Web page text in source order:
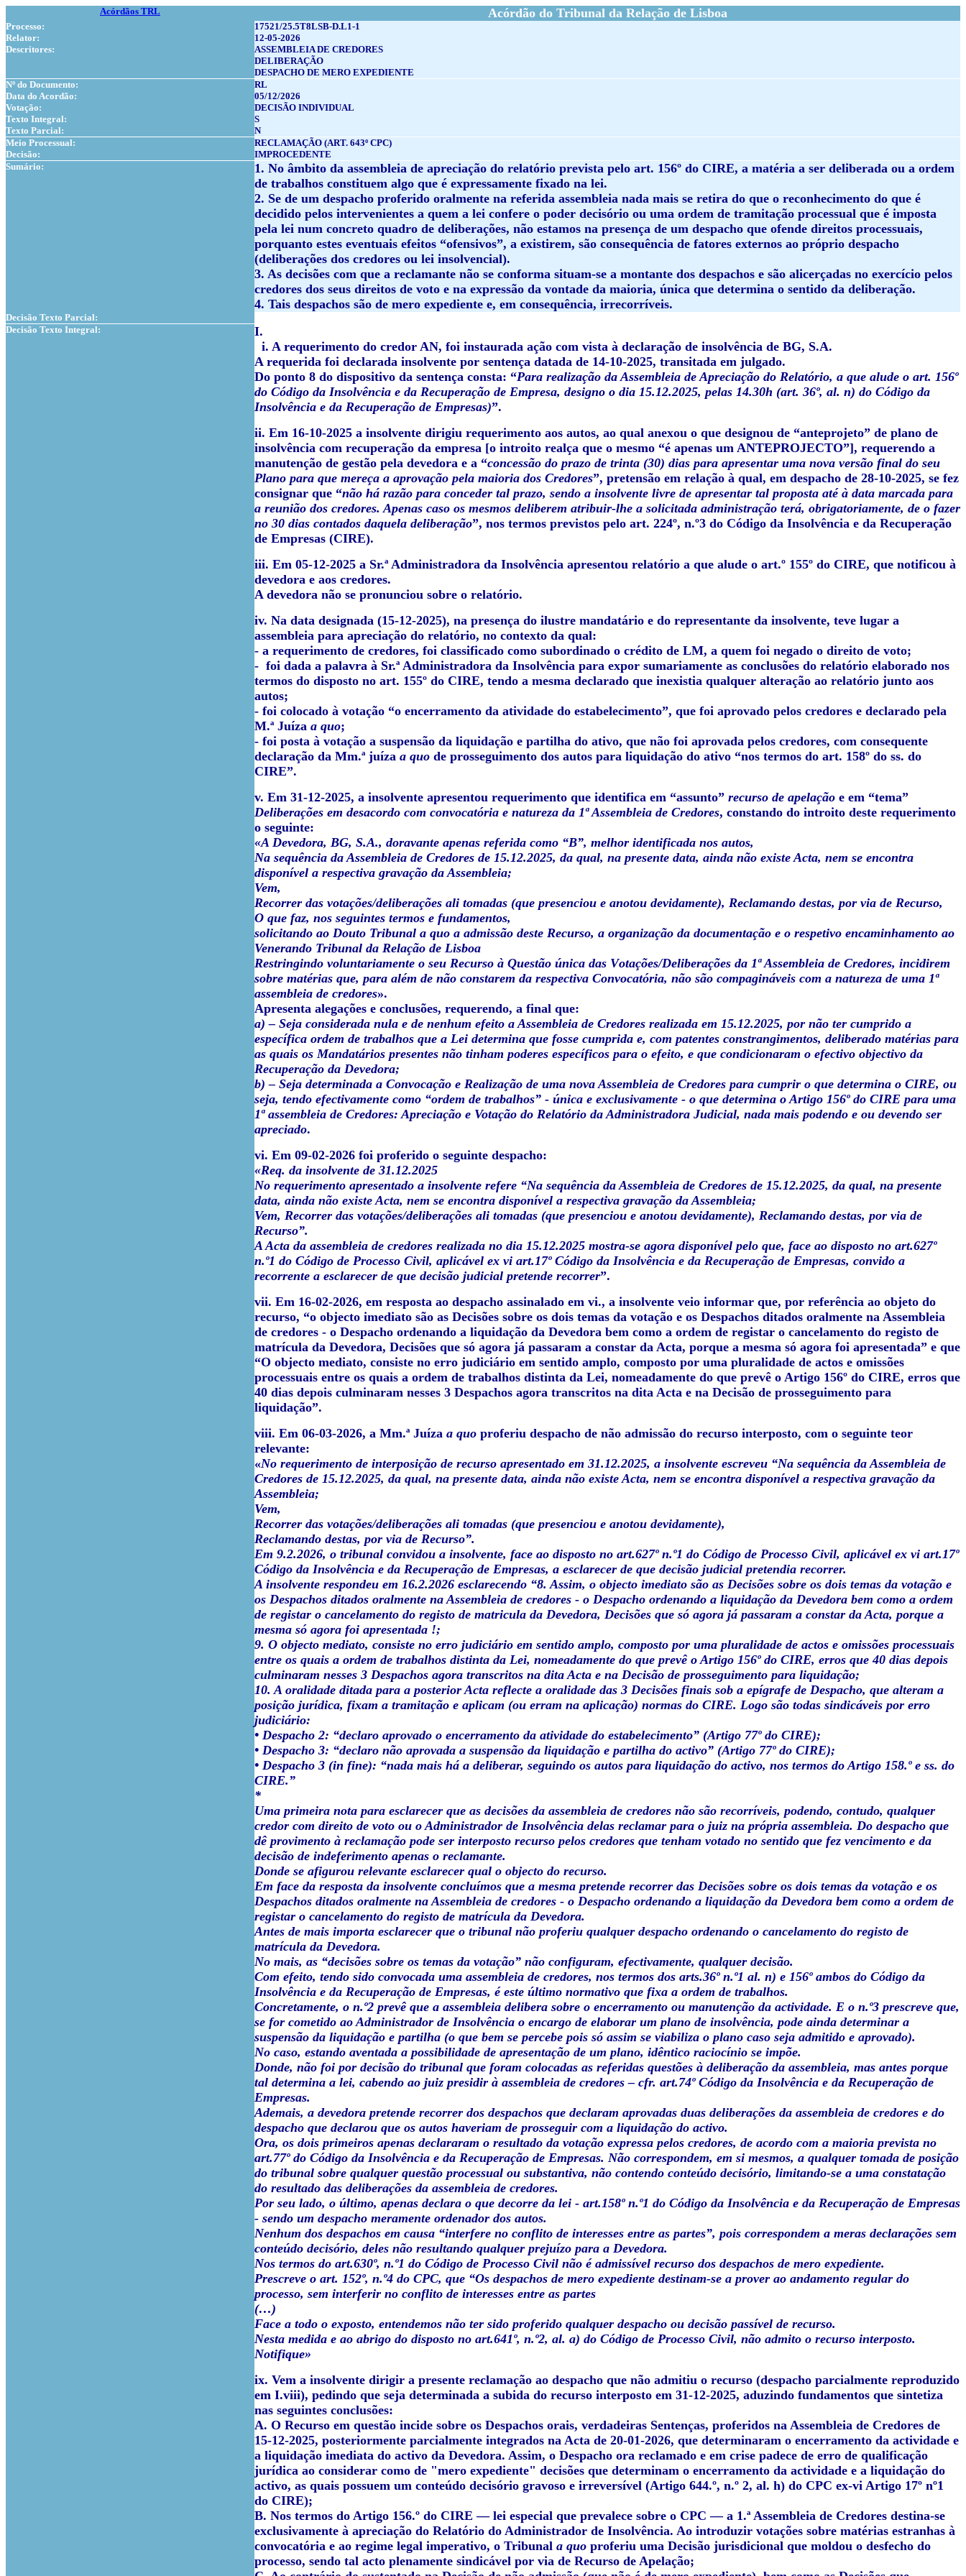
Acórdãos TRL Acórdão do Tribunal da Relação de Lisboa
Processo:
17521/25.5T8LSB-D.L1-1
Relator:
12-05-2026
Descritores:
ASSEMBLEIA DE CREDORES
DELIBERAÇÃO
DESPACHO DE MERO EXPEDIENTE
Nº do Documento:
RL
Data do Acordão:
05/12/2026
Votação:
DECISÃO INDIVIDUAL
Texto Integral:
S
Texto Parcial:
N
Meio Processual:
RECLAMAÇÃO (ART. 643º CPC)
Decisão:
IMPROCEDENTE
Sumário:
1. No âmbito da assembleia de apreciação do relatório prevista pelo art. 156º do CIRE, a matéria a ser deliberada ou a ordem
de trabalhos constituem algo que é expressamente fixado na lei.
2. Se de um despacho proferido oralmente na referida assembleia nada mais se retira do que o reconhecimento do que é
decidido pelos intervenientes a quem a lei confere o poder decisório ou uma ordem de tramitação processual que é imposta
pela lei num concreto quadro de deliberações, não estamos na presença de um despacho que ofende direitos processuais,
porquanto estes eventuais efeitos “ofensivos”, a existirem, são consequência de fatores externos ao próprio despacho
(deliberações dos credores ou lei insolvencial).
3. As decisões com que a reclamante não se conforma situam-se a montante dos despachos e são alicerçadas no exercício pelos
credores dos seus direitos de voto e na expressão da vontade da maioria, única que determina o sentido da deliberação.
4. Tais despachos são de mero expediente e, em consequência, irrecorríveis.
Decisão Texto Parcial:
Decisão Texto Integral:
I.
i. A requerimento do credor AN, foi instaurada ação com vista à declaração de insolvência de BG, S.A.
A requerida foi declarada insolvente por sentença datada de 14-10-2025, transitada em julgado.
Do ponto 8 do dispositivo da sentença consta: “Para realização da Assembleia de Apreciação do Relatório, a que alude o art. 156º
do Código da Insolvência e da Recuperação de Empresa, designo o dia 15.12.2025, pelas 14.30h (art. 36º, al. n) do Código da
Insolvência e da Recuperação de Empresas)”.
ii. Em 16-10-2025 a insolvente dirigiu requerimento aos autos, ao qual anexou o que designou de “anteprojeto” de plano de
insolvência com recuperação da empresa [o introito realça que o mesmo “é apenas um ANTEPROJECTO”], requerendo a
manutenção de gestão pela devedora e a “concessão do prazo de trinta (30) dias para apresentar uma nova versão final do seu
Plano para que mereça a aprovação pela maioria dos Credores”, pretensão em relação à qual, em despacho de 28-10-2025, se fez
consignar que “não há razão para conceder tal prazo, sendo a insolvente livre de apresentar tal proposta até à data marcada para
a reunião dos credores. Apenas caso os mesmos deliberem atribuir-lhe a solicitada administração terá, obrigatoriamente, de o fazer
no 30 dias contados daquela deliberação”, nos termos previstos pelo art. 224º, n.º3 do Código da Insolvência e da Recuperação
de Empresas (CIRE).
iii. Em 05-12-2025 a Sr.ª Administradora da Insolvência apresentou relatório a que alude o art.º 155º do CIRE, que notificou à
devedora e aos credores.
A devedora não se pronunciou sobre o relatório.
iv. Na data designada (15-12-2025), na presença do ilustre mandatário e do representante da insolvente, teve lugar a
assembleia para apreciação do relatório, no contexto da qual:
- a requerimento de credores, foi classificado como subordinado o crédito de LM, a quem foi negado o direito de voto;
- foi dada a palavra à Sr.ª Administradora da Insolvência para expor sumariamente as conclusões do relatório elaborado nos
termos do disposto no art. 155º do CIRE, tendo a mesma declarado que inexistia qualquer alteração ao relatório junto aos
autos;
- foi colocado à votação “o encerramento da atividade do estabelecimento”, que foi aprovado pelos credores e declarado pela
M.ª Juíza a quo;
- foi posta à votação a suspensão da liquidação e partilha do ativo, que não foi aprovada pelos credores, com consequente
declaração da Mm.ª juíza a quo de prosseguimento dos autos para liquidação do ativo “nos termos do art. 158º do ss. do
CIRE”.
v. Em 31-12-2025, a insolvente apresentou requerimento que identifica em “assunto” recurso de apelação e em “tema”
Deliberações em desacordo com convocatória e natureza da 1ª Assembleia de Credores, constando do introito deste requerimento
o seguinte:
«A Devedora, BG, S.A., doravante apenas referida como “B”, melhor identificada nos autos,
Na sequência da Assembleia de Credores de 15.12.2025, da qual, na presente data, ainda não existe Acta, nem se encontra
disponível a respectiva gravação da Assembleia;
Vem,
Recorrer das votações/deliberações ali tomadas (que presenciou e anotou devidamente), Reclamando destas, por via de Recurso,
O que faz, nos seguintes termos e fundamentos,
solicitando ao Douto Tribunal a quo a admissão deste Recurso, a organização da documentação e o respetivo encaminhamento ao
Venerando Tribunal da Relação de Lisboa
Restringindo voluntariamente o seu Recurso à Questão única das Votações/Deliberações da 1ª Assembleia de Credores, incidirem
sobre matérias que, para além de não constarem da respectiva Convocatória, não são compagináveis com a natureza de uma 1ª
assembleia de credores».
Apresenta alegações e conclusões, requerendo, a final que:
a) – Seja considerada nula e de nenhum efeito a Assembleia de Credores realizada em 15.12.2025, por não ter cumprido a
específica ordem de trabalhos que a Lei determina que fosse cumprida e, com patentes constrangimentos, deliberado matérias para
as quais os Mandatários presentes não tinham poderes específicos para o efeito, e que condicionaram o efectivo objectivo da
Recuperação da Devedora;
b) – Seja determinada a Convocação e Realização de uma nova Assembleia de Credores para cumprir o que determina o CIRE, ou
seja, tendo efectivamente como “ordem de trabalhos” - única e exclusivamente - o que determina o Artigo 156º do CIRE para uma
1ª assembleia de Credores: Apreciação e Votação do Relatório da Administradora Judicial, nada mais podendo e ou devendo ser
apreciado.
vi. Em 09-02-2026 foi proferido o seguinte despacho:
«Req. da insolvente de 31.12.2025
No requerimento apresentado a insolvente refere “Na sequência da Assembleia de Credores de 15.12.2025, da qual, na presente
data, ainda não existe Acta, nem se encontra disponível a respectiva gravação da Assembleia;
Vem, Recorrer das votações/deliberações ali tomadas (que presenciou e anotou devidamente), Reclamando destas, por via de
Recurso”.
A Acta da assembleia de credores realizada no dia 15.12.2025 mostra-se agora disponível pelo que, face ao disposto no art.627º
n.º1 do Código de Processo Civil, aplicável ex vi art.17º Código da Insolvência e da Recuperação de Empresas, convido a
recorrente a esclarecer de que decisão judicial pretende recorrer”.
vii. Em 16-02-2026, em resposta ao despacho assinalado em vi., a insolvente veio informar que, por referência ao objeto do
recurso, “o objecto imediato são as Decisões sobre os dois temas da votação e os Despachos ditados oralmente na Assembleia
de credores - o Despacho ordenando a liquidação da Devedora bem como a ordem de registar o cancelamento do registo de
matrícula da Devedora, Decisões que só agora já passaram a constar da Acta, porque a mesma só agora foi apresentada” e que
“O objecto mediato, consiste no erro judiciário em sentido amplo, composto por uma pluralidade de actos e omissões
processuais entre os quais a ordem de trabalhos distinta da Lei, nomeadamente do que prevê o Artigo 156º do CIRE, erros que
40 dias depois culminaram nesses 3 Despachos agora transcritos na dita Acta e na Decisão de prosseguimento para
liquidação”.
viii. Em 06-03-2026, a Mm.ª Juíza a quo proferiu despacho de não admissão do recurso interposto, com o seguinte teor
relevante:
«No requerimento de interposição de recurso apresentado em 31.12.2025, a insolvente escreveu “Na sequência da Assembleia de
Credores de 15.12.2025, da qual, na presente data, ainda não existe Acta, nem se encontra disponível a respectiva gravação da
Assembleia;
Vem,
Recorrer das votações/deliberações ali tomadas (que presenciou e anotou devidamente),
Reclamando destas, por via de Recurso”.
Em 9.2.2026, o tribunal convidou a insolvente, face ao disposto no art.627º n.º1 do Código de Processo Civil, aplicável ex vi art.17º
Código da Insolvência e da Recuperação de Empresas, a esclarecer de que decisão judicial pretendia recorrer.
A insolvente respondeu em 16.2.2026 esclarecendo “8. Assim, o objecto imediato são as Decisões sobre os dois temas da votação e
os Despachos ditados oralmente na Assembleia de credores - o Despacho ordenando a liquidação da Devedora bem como a ordem
de registar o cancelamento do registo de matricula da Devedora, Decisões que só agora já passaram a constar da Acta, porque a
mesma só agora foi apresentada !;
9. O objecto mediato, consiste no erro judiciário em sentido amplo, composto por uma pluralidade de actos e omissões processuais
entre os quais a ordem de trabalhos distinta da Lei, nomeadamente do que prevê o Artigo 156º do CIRE, erros que 40 dias depois
culminaram nesses 3 Despachos agora transcritos na dita Acta e na Decisão de prosseguimento para liquidação;
10. A oralidade ditada para a posterior Acta reflecte a oralidade das 3 Decisões finais sob a epígrafe de Despacho, que alteram a
posição jurídica, fixam a tramitação e aplicam (ou erram na aplicação) normas do CIRE. Logo são todas sindicáveis por erro
judiciário:
• Despacho 2: “declaro aprovado o encerramento da atividade do estabelecimento” (Artigo 77º do CIRE);
• Despacho 3: “declaro não aprovada a suspensão da liquidação e partilha do activo” (Artigo 77º do CIRE);
• Despacho 3 (in fine): “nada mais há a deliberar, seguindo os autos para liquidação do activo, nos termos do Artigo 158.º e ss. do
CIRE.”
*
Uma primeira nota para esclarecer que as decisões da assembleia de credores não são recorríveis, podendo, contudo, qualquer
credor com direito de voto ou o Administrador de Insolvência delas reclamar para o juiz na própria assembleia. Do despacho que
dê provimento à reclamação pode ser interposto recurso pelos credores que tenham votado no sentido que fez vencimento e da
decisão de indeferimento apenas o reclamante.
Donde se afigurou relevante esclarecer qual o objecto do recurso.
Em face da resposta da insolvente concluímos que a mesma pretende recorrer das Decisões sobre os dois temas da votação e os
Despachos ditados oralmente na Assembleia de credores - o Despacho ordenando a liquidação da Devedora bem como a ordem de
registar o cancelamento do registo de matrícula da Devedora.
Antes de mais importa esclarecer que o tribunal não proferiu qualquer despacho ordenando o cancelamento do registo de
matrícula da Devedora.
No mais, as “decisões sobre os temas da votação” não configuram, efectivamente, qualquer decisão.
Com efeito, tendo sido convocada uma assembleia de credores, nos termos dos arts.36º n.º1 al. n) e 156º ambos do Código da
Insolvência e da Recuperação de Empresas, é este último normativo que fixa a ordem de trabalhos.
Concretamente, o n.º2 prevê que a assembleia delibera sobre o encerramento ou manutenção da actividade. E o n.º3 prescreve que,
se for cometido ao Administrador de Insolvência o encargo de elaborar um plano de insolvência, pode ainda determinar a
suspensão da liquidação e partilha (o que bem se percebe pois só assim se viabiliza o plano caso seja admitido e aprovado).
No caso, estando aventada a possibilidade de apresentação de um plano, idêntico raciocínio se impõe.
Donde, não foi por decisão do tribunal que foram colocadas as referidas questões à deliberação da assembleia, mas antes porque
tal determina a lei, cabendo ao juiz presidir à assembleia de credores – cfr. art.74º Código da Insolvência e da Recuperação de
Empresas.
Ademais, a devedora pretende recorrer dos despachos que declaram aprovadas duas deliberações da assembleia de credores e do
despacho que declarou que os autos haveriam de prosseguir com a liquidação do activo.
Ora, os dois primeiros apenas declararam o resultado da votação expressa pelos credores, de acordo com a maioria prevista no
art.77º do Código da Insolvência e da Recuperação de Empresas. Não correspondem, em si mesmos, a qualquer tomada de posição
do tribunal sobre qualquer questão processual ou substantiva, não contendo conteúdo decisório, limitando-se a uma constatação
do resultado das deliberações da assembleia de credores.
Por seu lado, o último, apenas declara o que decorre da lei - art.158º n.º1 do Código da Insolvência e da Recuperação de Empresas
- sendo um despacho meramente ordenador dos autos.
Nenhum dos despachos em causa “interfere no conflito de interesses entre as partes”, pois correspondem a meras declarações sem
conteúdo decisório, deles não resultando qualquer prejuízo para a Devedora.
Nos termos do art.630º, n.º1 do Código de Processo Civil não é admissível recurso dos despachos de mero expediente.
Prescreve o art. 152º, n.º4 do CPC, que “Os despachos de mero expediente destinam-se a prover ao andamento regular do
processo, sem interferir no conflito de interesses entre as partes
(…)
Face a todo o exposto, entendemos não ter sido proferido qualquer despacho ou decisão passível de recurso.
Nesta medida e ao abrigo do disposto no art.641º, n.º2, al. a) do Código de Processo Civil, não admito o recurso interposto.
Notifique»
ix. Vem a insolvente dirigir a presente reclamação ao despacho que não admitiu o recurso (despacho parcialmente reproduzido
em I.viii), pedindo que seja determinada a subida do recurso interposto em 31-12-2025, aduzindo fundamentos que sintetiza
nas seguintes conclusões:
A. O Recurso em questão incide sobre os Despachos orais, verdadeiras Sentenças, proferidos na Assembleia de Credores de
15-12-2025, posteriormente parcialmente integrados na Acta de 20-01-2026, que determinaram o encerramento da actividade e
a liquidação imediata do activo da Devedora. Assim, o Despacho ora reclamado e em crise padece de erro de qualificação
jurídica ao considerar como de "mero expediente" decisões que determinam o encerramento da actividade e a liquidação do
activo, as quais possuem um conteúdo decisório gravoso e irreversível (Artigo 644.º, n.º 2, al. h) do CPC ex-vi Artigo 17º nº1
do CIRE);
B. Nos termos do Artigo 156.º do CIRE — lei especial que prevalece sobre o CPC — a 1.ª Assembleia de Credores destina-se
exclusivamente à apreciação do Relatório do Administrador de Insolvência. Ao introduzir votações sobre matérias estranhas à
convocatória e ao regime legal imperativo, o Tribunal a quo proferiu uma Decisão jurisdicional que moldou o desfecho do
processo, sendo tal acto plenamente sindicável por via de Recurso de Apelação;